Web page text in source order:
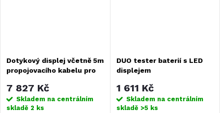
Dotykový displej včetně 5m
propojovacího kabelu pro
7 827 Kč
Skladem na centrálním
skladě 2 ks
DUO tester baterií s LED
displejem
1 611 Kč
Skladem na centrálním
skladě >5 ks